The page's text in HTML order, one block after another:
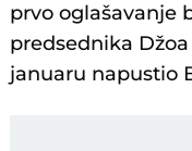
prvo oglašavanje
predsednika
januaru napustio